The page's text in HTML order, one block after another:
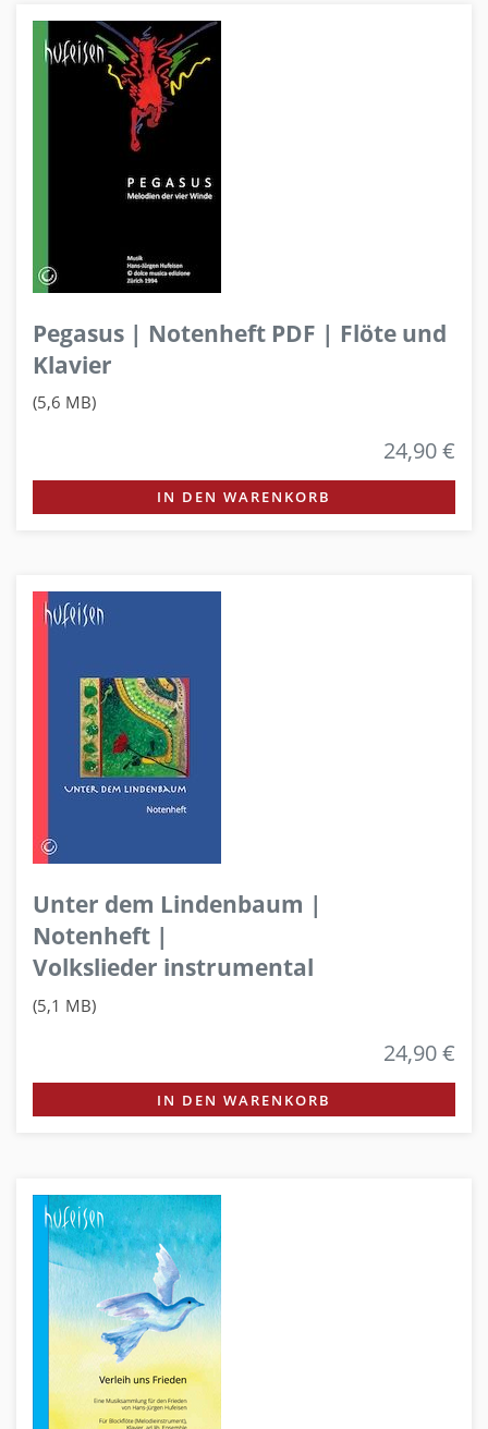
Pegasus | Notenheft PDF | Flöte und
Klavier
(5,6 MB)
24,90 €
IN DEN WARENKORB
Unter dem Lindenbaum |
Notenheft |
Volkslieder instrumental
(5,1 MB)
24,90 €
IN DEN WARENKORB